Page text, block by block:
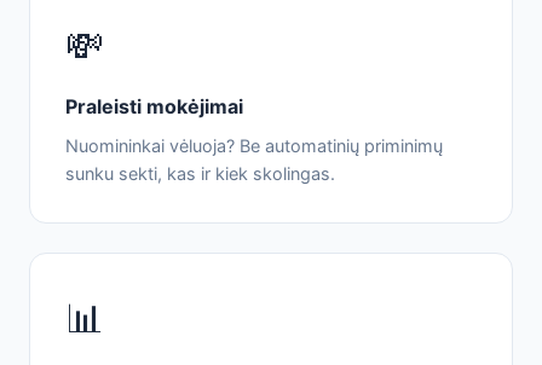
💸
Praleisti mokėjimai
Nuomininkai vėluoja? Be automatinių priminimų
sunku sekti, kas ir kiek skolingas.
📊